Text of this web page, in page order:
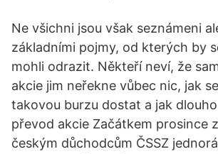
Ne všichni jsou však seznámeni
základními pojmy, od kterých by
mohli odrazit. Někteří neví, že
akcie jim neřekne vůbec nic, jak
takovou burzu dostat a jak
převod akcie Začátkem prosince
českým důchodcům ČSSZ